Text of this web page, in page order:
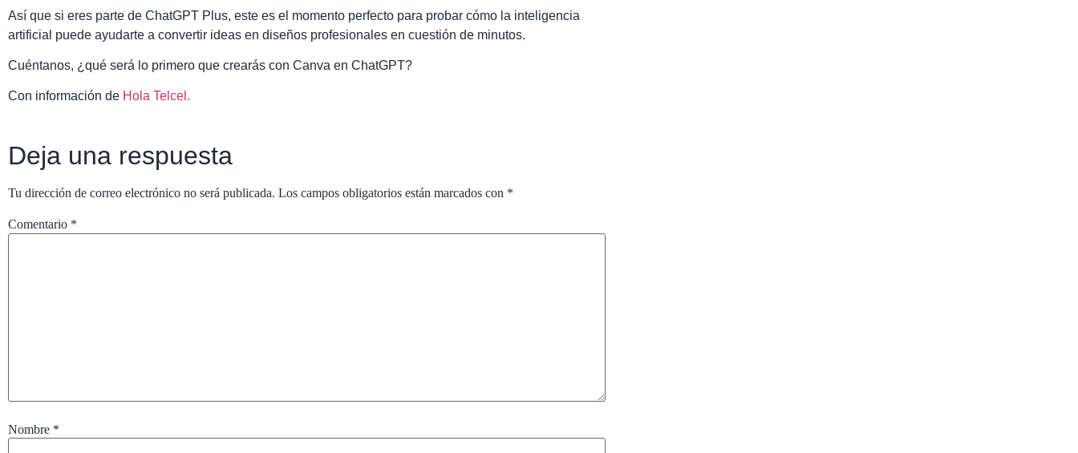
Así que si eres parte de ChatGPT Plus, este es el momento perfecto para probar cómo la inteligencia
artificial puede ayudarte a convertir ideas en diseños profesionales en cuestión de minutos.
Cuéntanos, ¿qué será lo primero que crearás con Canva en ChatGPT?
Con información de Hola Telcel.
Deja una respuesta
Tu dirección de correo electrónico no será publicada. Los campos obligatorios están marcados con *
Comentario *
Nombre *